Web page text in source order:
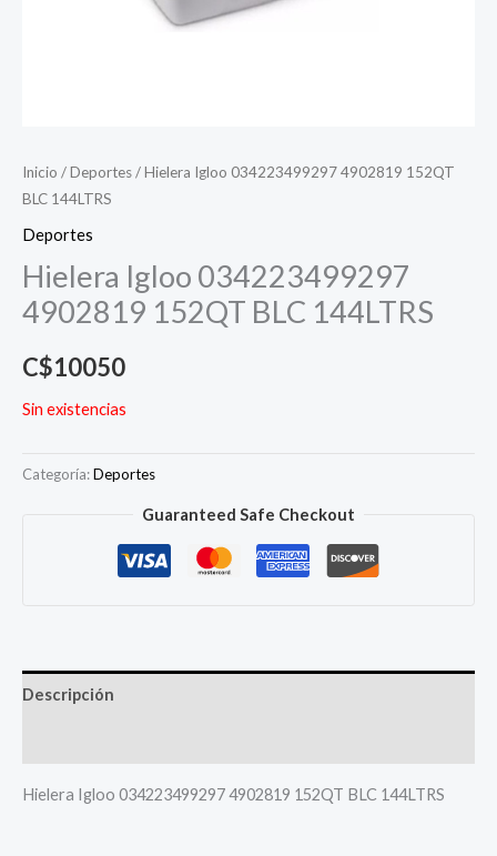
Inicio /Deportes/ Hielera Igloo 034223499297 4902819 152QT
BLC 144LTRS
Deportes
Hielera Igloo 034223499297
4902819 152QT BLC 144LTRS
C$10050
Sin existencias
Categoría:Deportes
Guaranteed Safe Checkout
Descripción
Hielera Igloo 034223499297 4902819 152QT BLC 144LTRS